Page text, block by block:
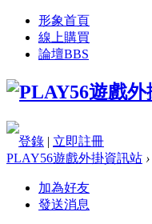
形象首頁
線上購買
論壇BBS
登錄 | 立即註冊
PLAY56遊戲外掛資訊站 ›
加為好友
發送消息